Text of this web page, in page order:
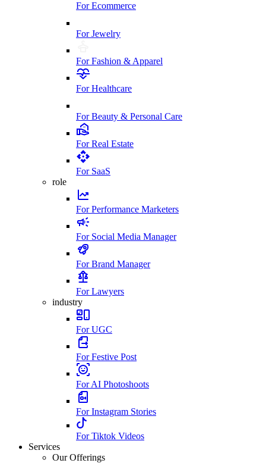
For Ecommerce
For Jewelry
For Fashion & Apparel
For Healthcare
For Beauty & Personal Care
For Real Estate
For SaaS
role
For Performance Marketers
For Social Media Manager
For Brand Manager
For Lawyers
industry
For UGC
For Festive Post
For AI Photoshoots
For Instagram Stories
For Tiktok Videos
Services
Our Offerings